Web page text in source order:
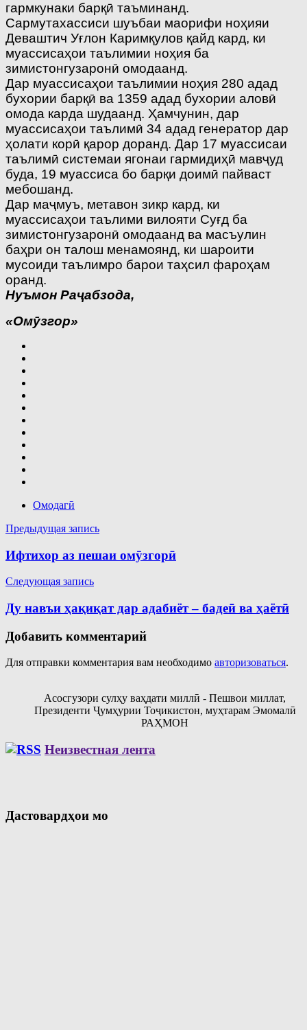
гармкунаки барқӣ таъминанд.
Сармутахассиси шуъбаи маорифи ноҳияи
Деваштич Уғлон Каримқулов қайд кард, ки
муассисаҳои таълимии ноҳия ба
зимистонгузаронӣ омодаанд.
Дар муассисаҳои таълимии ноҳия 280 адад
бухории барқӣ ва 1359 адад бухории аловӣ
омода карда шудаанд. Ҳамчунин, дар
муассисаҳои таълимӣ 34 адад генератор дар
ҳолати корӣ қарор доранд. Дар 17 муассисаи
таълимӣ системаи ягонаи гармидиҳӣ мавҷуд
буда, 19 муассиса бо барқи доимӣ пайваст
мебошанд.
Дар маҷмуъ, метавон зикр кард, ки
муассисаҳои таълими вилояти Суғд ба
зимистонгузаронӣ омодаанд ва масъулин
баҳри он талош менамоянд, ки шароити
мусоиди таълимро барои таҳсил фароҳам
оранд.
Нуъмон Раҷабзода,
«Омӯзгор»
Омодагӣ
Навигация
по
записям
Предыдущая запись
Ифтихор аз пешаи омӯзгорӣ
Следующая запись
Ду навъи ҳақиқат дар адабиёт – бадеӣ ва ҳаётӣ
Добавить комментарий
Для отправки комментария вам необходимо авторизоваться.
Асосгузори сулҳу ваҳдати миллӣ - Пешвои миллат,
Президенти Ҷумҳурии Тоҷикистон, муҳтарам Эмомалӣ
РАҲМОН
Неизвестная лента
Дастовардҳои мо